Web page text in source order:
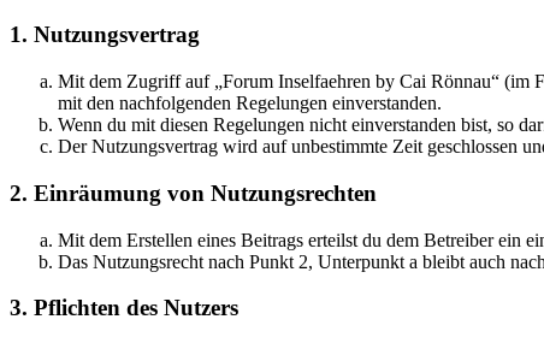
1. Nutzungsvertrag
Mit dem Zugriff auf „Forum Inselfaehren by Cai Rönnau“ (im
mit den nachfolgenden Regelungen einverstanden.
Wenn du mit diesen Regelungen nicht einverstanden bist, so
Der Nutzungsvertrag wird auf unbestimmte Zeit geschlossen
2. Einräumung von Nutzungsrechten
Mit dem Erstellen eines Beitrags erteilst du dem Betreiber ein
Das Nutzungsrecht nach Punkt 2, Unterpunkt a bleibt auch
3. Pflichten des Nutzers